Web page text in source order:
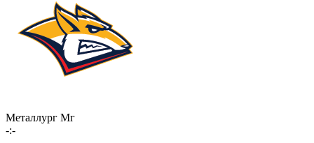
Металлург Мг
-:-